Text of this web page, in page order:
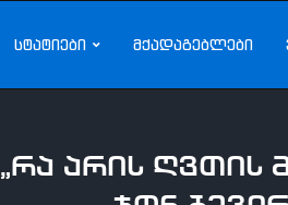
სტატიები მქადაგებლები
„რა არის ღვთის